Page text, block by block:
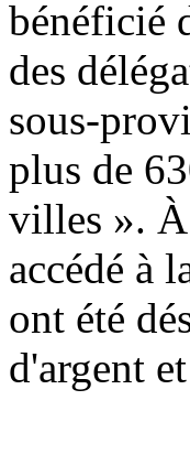
bénéficié
des
sous-
plus de
villes ». À
accédé à
ont été
d'argent